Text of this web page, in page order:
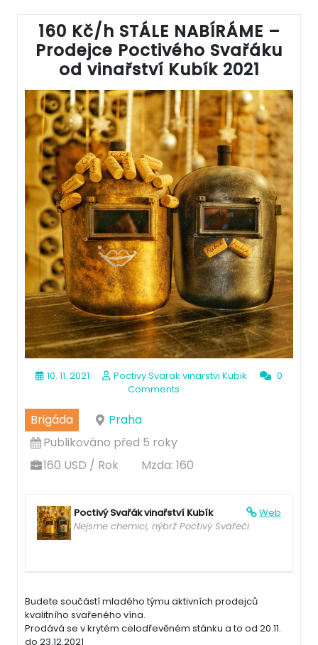
160 Kč/h STÁLE NABÍRÁME –
Prodejce Poctivého Svařáku
od vinařství Kubík 2021
10. 11. 2021 Poctivy Svarak vinarstvi Kubik
0
Comments
Brigáda
Praha
Publikováno před 5 roky
160 USD / Rok
Mzda: 160
Web
Poctivý Svařák vinařství Kubík
Nejsme chemici, nýbrž Poctivý Svářeči
Budete součástí mladého týmu aktivních prodejců
kvalitního svařeného vína.
Prodává se v krytém celodřevěném stánku a to od 20.11.
do 23.12.2021